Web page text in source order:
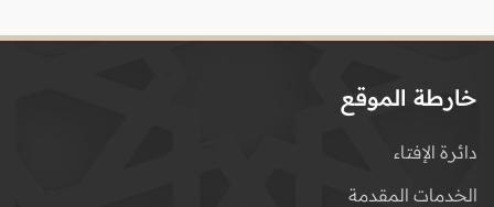
خارطة الموقع
دائرة الإفتاء
الخدمات المقدمة